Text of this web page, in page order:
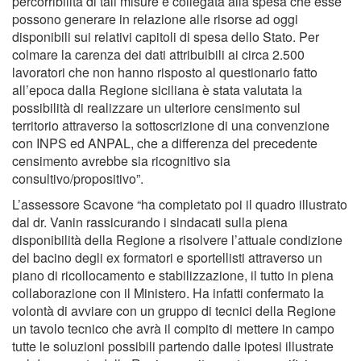
possono generare in relazione alle risorse ad oggi
disponibili sui relativi capitoli di spesa dello Stato. Per
colmare la carenza dei dati attribuibili ai circa 2.500
lavoratori che non hanno risposto al questionario fatto
all’epoca dalla Regione siciliana è stata valutata la
possibilità di realizzare un ulteriore censimento sul
territorio attraverso la sottoscrizione di una convenzione
con INPS ed ANPAL, che a differenza del precedente
censimento avrebbe sia ricognitivo sia
consultivo/propositivo”.
L’assessore Scavone “ha completato poi il quadro illustrato
dal dr. Vanin rassicurando i sindacati sulla piena
disponibilità della Regione a risolvere l’attuale condizione
del bacino degli ex formatori e sportellisti attraverso un
piano di ricollocamento e stabilizzazione, il tutto in piena
collaborazione con il Ministero. Ha infatti confermato la
volontà di avviare con un gruppo di tecnici della Regione
un tavolo tecnico che avrà il compito di mettere in campo
tutte le soluzioni possibili partendo dalle ipotesi illustrate